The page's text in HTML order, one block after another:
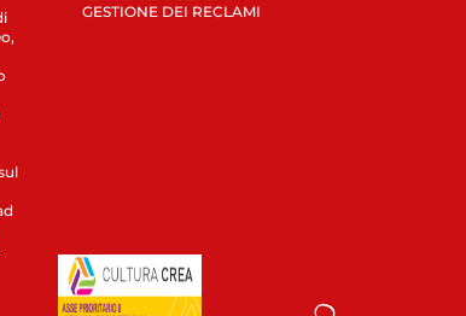
GESTIONE DEI RECLAMI